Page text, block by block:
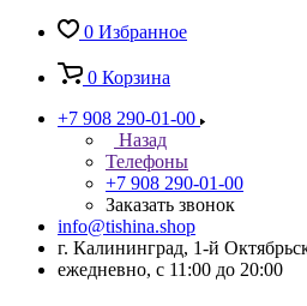
0 Избранное
0 Корзина
+7 908 290-01-00
Назад
Телефоны
+7 908 290-01-00
Заказать звонок
info@tishina.shop
г. Калининград, 1-й
ежедневно, с 11:00 до 20:00